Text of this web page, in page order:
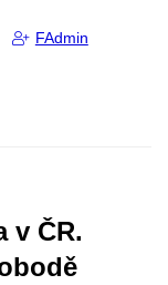
FAdmin
v ČR.